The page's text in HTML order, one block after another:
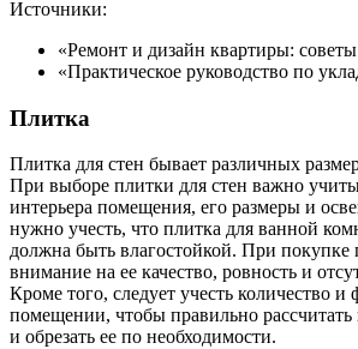
Источники:
«Ремонт и дизайн квартиры:
«Практическое руководство по
Плитка
Плитка для стен бывает различных
При выборе плитки для стен важно
интерьера помещения, его размеры и
нужно учесть, что плитка для ванной
должна быть влагостойкой. При покупке
внимание на ее качество, ровность и
Кроме того, следует учесть количество и
помещении, чтобы правильно рассчитать
и обрезать ее по необходимости.